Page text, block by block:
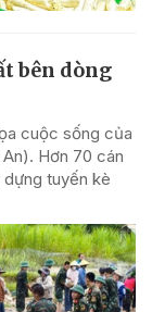
bên dòng
cuộc sống của
Hơn 70 cán
tuyến kè